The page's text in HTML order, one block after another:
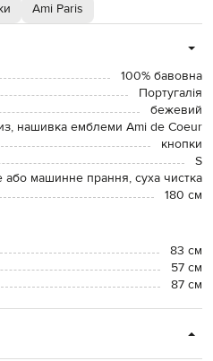
Ami Paris
100% бавовна
Португалія
бежевий
нашивка емблеми Ami de Coeur
кнопки
S
або машинне прання, суха чистка
180 см
83 см
57 см
87 см